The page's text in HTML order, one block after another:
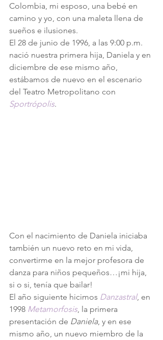
Colombia, mi esposo, una bebé en
camino y yo, con una maleta llena de
sueños e ilusiones.
El 28 de junio de 1996, a las 9:00 p.m.
nació nuestra primera hija, Daniela y en
diciembre de ese mismo año,
estábamos de nuevo en el escenario
del Teatro Metropolitano con
Sportrópolis.
Con el nacimiento de Daniela iniciaba
también un nuevo reto en mi vida,
convertirme en la mejor profesora de
danza para niños pequeños…¡mi hija,
si o si, tenía que bailar!
El año siguiente hicimos Danzastral, en
1998 Metamorfosis, la primera
presentación de Daniela, y en ese
mismo año, un nuevo miembro de la